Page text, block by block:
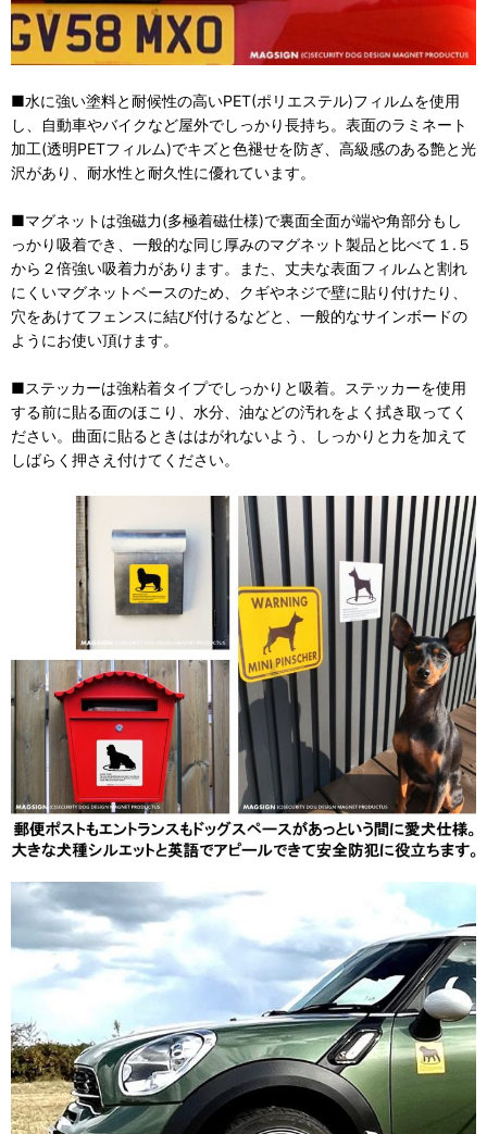
■水に強い塗料と耐候性の高いPET(ポリエステル)フィルムを使用
し、自動車やバイクなど屋外でしっかり長持ち。表面のラミネート
加工(透明PETフィルム)でキズと色褪せを防ぎ、高級感のある艶と光
沢があり、耐水性と耐久性に優れています。
■マグネットは強磁力(多極着磁仕様)で裏面全面が端や角部分もし
っかり吸着でき、一般的な同じ厚みのマグネット製品と比べて１.５
から２倍強い吸着力があります。また、丈夫な表面フィルムと割れ
にくいマグネットベースのため、クギやネジで壁に貼り付けたり、
穴をあけてフェンスに結び付けるなどと、一般的なサインボードの
ようにお使い頂けます。
■ステッカーは強粘着タイプでしっかりと吸着。ステッカーを使用
する前に貼る面のほこり、水分、油などの汚れをよく拭き取ってく
ださい。曲面に貼るときははがれないよう、しっかりと力を加えて
しばらく押さえ付けてください。